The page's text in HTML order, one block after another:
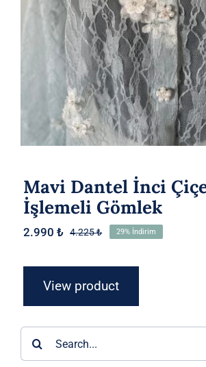
Mavi Dantel İnci
İşlemeli Gömlek
4.225₺Orijinal
4.225 ₺.
2.990₺
Şu
fiyat:
2.990 ₺.
29% İndirim
View product